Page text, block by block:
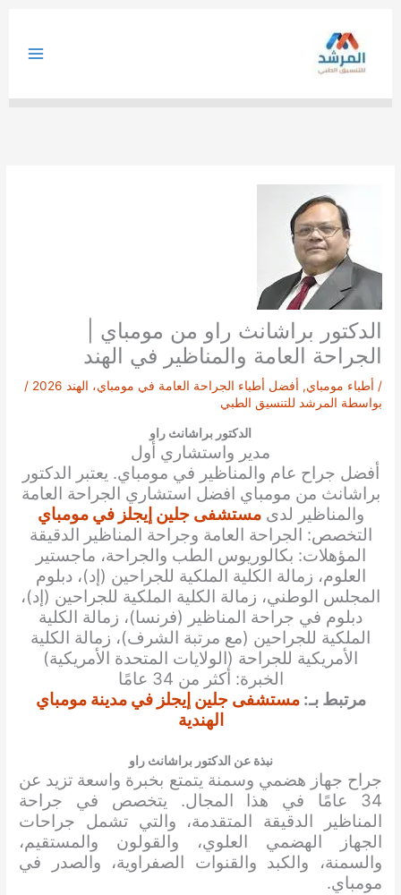
الدكتور براشانث راو من مومباي |
الجراحة العامة والمناظير في الهند
/ أطباء مومباي, أفضل أطباء الجراحة العامة في مومباي، الهند 2026
/
بواسطة المرشد للتنسيق الطبي
الدكتور براشانث راو
مدير واستشاري أول
أفضل جراح عام والمناظير في مومباي. يعتبر الدكتور
براشانث من مومباي افضل استشاري الجراحة العامة
والمناظير لدىمستشفى جلين إيجلز في مومباي
التخصص: الجراحة العامة وجراحة المناظير الدقيقة
المؤهلات: بكالوريوس الطب والجراحة، ماجستير
العلوم، زمالة الكلية الملكية للجراحين (إد)، دبلوم
المجلس الوطني، زمالة الكلية الملكية للجراحين (إد)،
دبلوم في جراحة المناظير (فرنسا)، زمالة الكلية
الملكية للجراحين (مع مرتبة الشرف)، زمالة الكلية
الأمريكية للجراحة (الولايات المتحدة الأمريكية)
الخبرة: أكثر من 34 عامًا
مرتبط بـ:مستشفى جلين إيجلز في مدينة مومباي
الهندية
نبذة عن الدكتور براشانث راو
جراح جهاز هضمي وسمنة يتمتع بخبرة واسعة تزيد عن
34 عامًا في هذا المجال. يتخصص في جراحة
المناظير الدقيقة المتقدمة، والتي تشمل جراحات
الجهاز الهضمي العلوي، والقولون والمستقيم،
والسمنة، والكبد والقنوات الصفراوية، والصدر في
مومباي.